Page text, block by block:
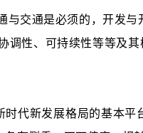
与交通是必须的，开发
调性、可持续性等等及
时代新发展格局的基本